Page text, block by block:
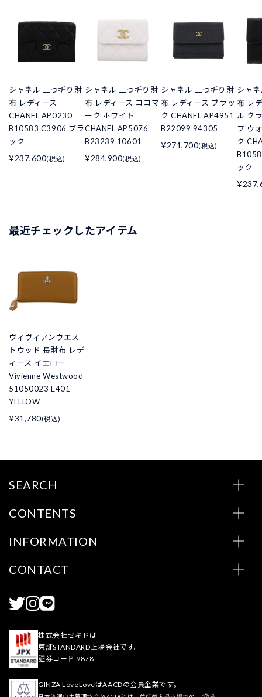
シャネル 三つ折り財
布 レディース
CHANEL AP0230
B10583 C3906 ブラ
ック
¥237,600(税込)
シャネル 三つ折り財
布 レディース ココマ
ーク ホワイト
CHANEL AP5076
B23239 10601
¥284,900(税込)
シャネル 三つ折り財
布 レディース ブラッ
ク CHANEL AP4951
B22099 94305
¥271,700(税込)
シャ
布 レ
ル ク
プ ウ
ク
ック
最近チェックしたアイテム
ヴィヴィアンウエス
トウッド 長財布 レデ
ィース イエロー
Vivienne Westwood
51050023 E401
YELLOW
¥31,780(税込)
SEARCH
CONTENTS
INFORMATION
CONTACT
株式会社セキドは
東証STANDARD上場会社です。
証券コード 9878
GINZA LoveLoveはAACDの会員企業です。